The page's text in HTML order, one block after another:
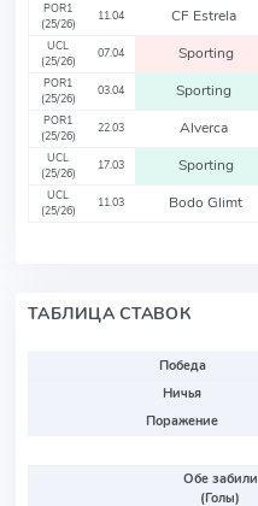
POR1
(25/26)
11.04 CF Estrela
UCL
(25/26)
07.04 Sporting
POR1
(25/26)
03.04 Sporting
POR1
(25/26)
22.03 Alverca
UCL
(25/26)
17.03 Sporting
UCL
(25/26)
11.03 Bodo Glimt
ТАБЛИЦА СТАВОК
Победа
Ничья
Поражение
Обе забили
(Голы)